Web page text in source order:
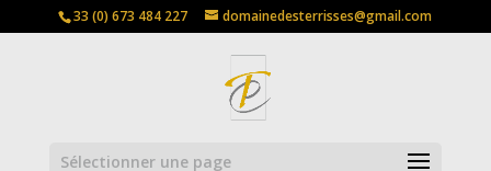
33 (0) 673 484 227 domainedesterrisses@gmail.com
Sélectionner une page